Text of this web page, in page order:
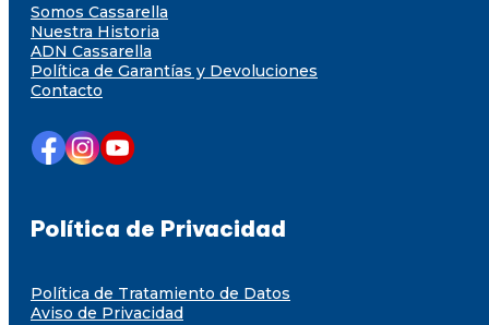
Somos Cassarella
Nuestra Historia
ADN Cassarella
Política de Garantías y Devoluciones
Contacto
Política de Privacidad
Política de Tratamiento de Datos
Aviso de Privacidad